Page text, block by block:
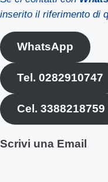
inserito il riferimento di
WhatsApp
Tel. 0282910747
Cel. 3388218759
Scrivi una Email